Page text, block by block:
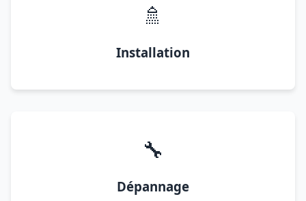
🚿
Installation
🔧
Dépannage